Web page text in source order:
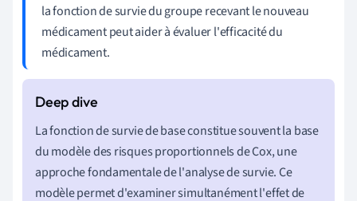
la fonction de survie du groupe recevant le nouveau
médicament peut aider à évaluer l'efficacité du
médicament.
La fonction de survie de base constitue souvent la base
du modèle des risques proportionnels de Cox, une
approche fondamentale de l'analyse de survie. Ce
modèle permet d'examiner simultanément l'effet de